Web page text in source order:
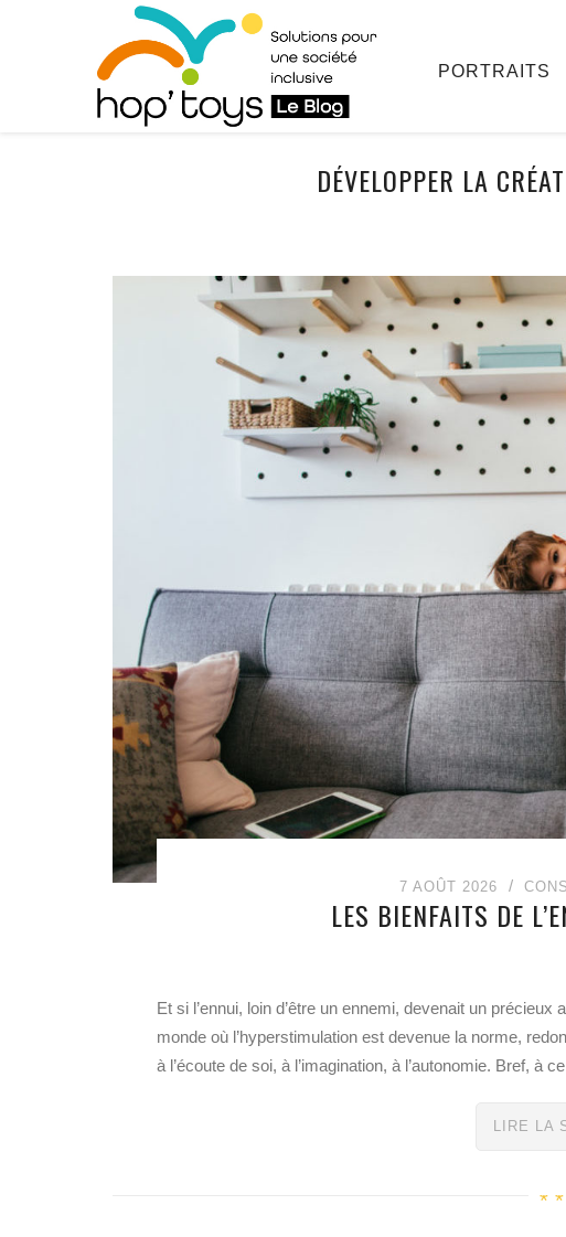
PORTRAITS
DÉVELOPPER LA
7 AOÛT 2026
LES BIENFAITS DE
Et si l’ennui, loin d’être un ennemi, devenait un
monde où l’hyperstimulation est devenue la norme,
à l’écoute de soi, à l’imagination, à l’autonomie. Bref, à
LIRE LA